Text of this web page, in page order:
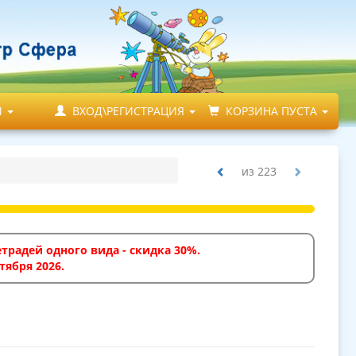
ВХОД\РЕГИСТРАЦИЯ КОРЗИНА ПУСТА
из 223
одного вида - скидка 30%.
2026.